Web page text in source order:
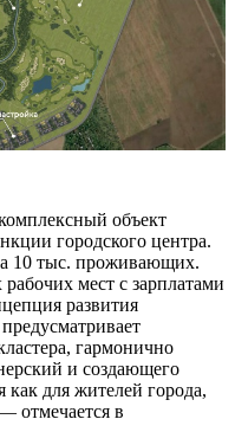
объект
городского центра.
10 тыс. проживающих.
мест с зарплатами
развития
гармонично
и создающего
для жителей города,
отмечается в